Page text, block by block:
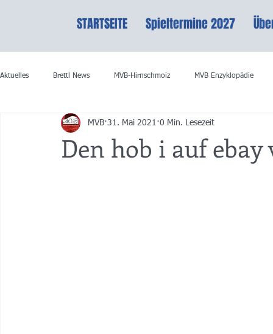
STARTSEITE Spieltermine 2027
Aktuelles Brettl News MVB-Hirnschmoiz MVB Enzyklopädie
Den hob i auf
MVB 31. Mai 2021 0 Min. Lesezeit